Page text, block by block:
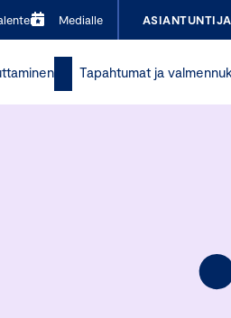
Medialle
Tapahtumat ja